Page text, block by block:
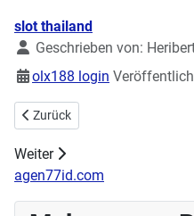
Details
slot thailand
Geschrieben von:
olx188 login
Vorheriger Beitrag:
Zurück
Weiter
agen77id.com